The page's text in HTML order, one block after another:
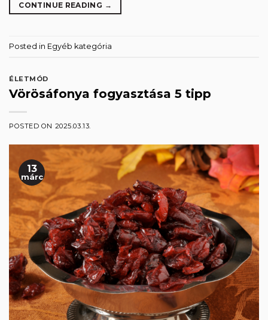
CONTINUE READING →
Posted in Egyéb kategória
ÉLETMÓD
Vörösáfonya fogyasztása 5 tipp
POSTED ON 2025.03.13.
13
márc